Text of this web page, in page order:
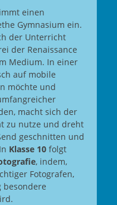
einen
Gymnasium ein.
der Unterricht
der Renaissance
Medium. In einer
auf mobile
möchte und
macht sich der
zu nutze und dreht
geschnitten und
Klasse 10 folgt
, indem,
Fotografen,